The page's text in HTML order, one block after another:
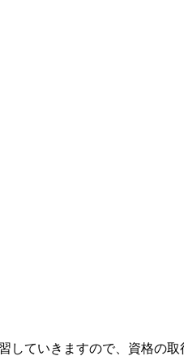
ていきますので、資格の